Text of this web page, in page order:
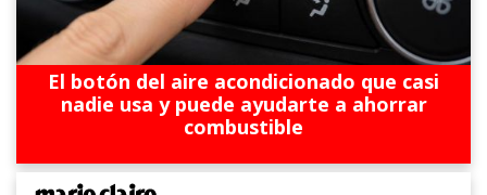
El botón del aire acondicionado que casi
nadie usa y puede ayudarte a ahorrar
combustible